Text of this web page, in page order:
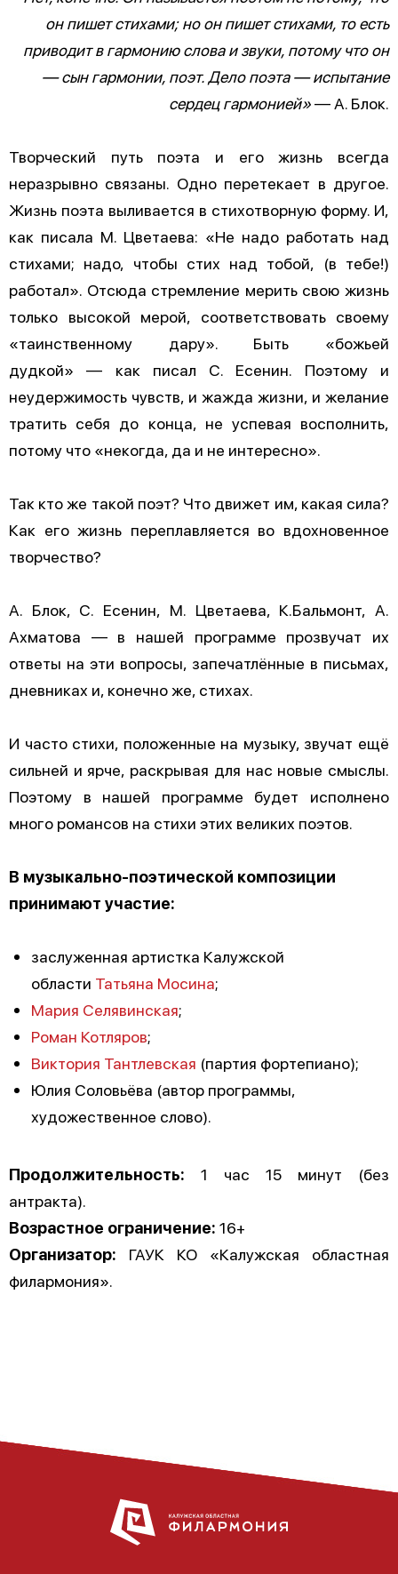
он пишет стихами; но он пишет стихами, то есть
приводит в гармонию слова и звуки, потому что он
— сын гармонии, поэт. Дело поэта — испытание
сердец гармонией»— А. Блок.
Творческий путь поэта и его жизнь всегда
неразрывно связаны. Одно перетекает в другое.
Жизнь поэта выливается в стихотворную форму. И,
как писала М. Цветаева: «Не надо работать над
стихами; надо, чтобы стих над тобой, (в тебе!)
работал». Отсюда стремление мерить свою жизнь
только высокой мерой, соответствовать своему
«таинственному дару». Быть «божьей
дудкой» — как писал С. Есенин. Поэтому и
неудержимость чувств, и жажда жизни, и желание
тратить себя до конца, не успевая восполнить,
потому что «некогда, да и не интересно».
Так кто же такой поэт? Что движет им, какая сила?
Как его жизнь переплавляется во вдохновенное
творчество?
А. Блок, С. Есенин, М. Цветаева, К.Бальмонт, А.
Ахматова — в нашей программе прозвучат их
ответы на эти вопросы, запечатлённые в письмах,
дневниках и, конечно же, стихах.
И часто стихи, положенные на музыку, звучат ещё
сильней и ярче, раскрывая для нас новые смыслы.
Поэтому в нашей программе будет исполнено
много романсов на стихи этих великих поэтов.
В музыкально-поэтической композиции
принимают участие:
заслуженная артистка Калужской
области Татьяна Мосина;
Мария Селявинская;
Роман Котляров;
Виктория Тантлевская (партия фортепиано);
Юлия Соловьёва (автор программы,
художественное слово).
Продолжительность: 1 час 15 минут (без
антракта).
Возрастное ограничение: 16+
Организатор: ГАУК КО «Калужская областная
филармония».